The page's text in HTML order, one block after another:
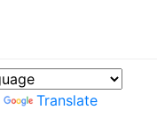
Translate